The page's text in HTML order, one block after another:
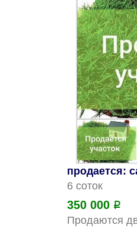
продается:
6 соток
350 000 Р
Продаются